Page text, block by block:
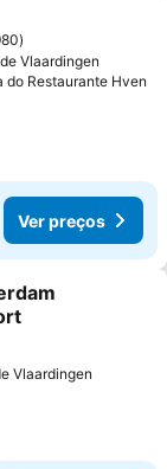
favoritos
Vlaardingen
do Restaurante Hven
Ver preços
favoritos
Vlaardingen